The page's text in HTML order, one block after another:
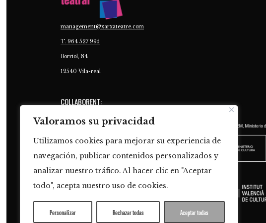
Valoramos su privacidad
Utilizamos cookies para mejorar su experiencia de
navegación, publicar contenidos personalizados y
analizar nuestro tráfico. Al hacer clic en "Aceptar
todo", acepta nuestro uso de cookies.
Personalizar Rechazar todas Aceptar todas
management@xarxateatre.com
T. ‭964 527 995
Borriol, 84
12540 Vila-real
COLLABORENT: